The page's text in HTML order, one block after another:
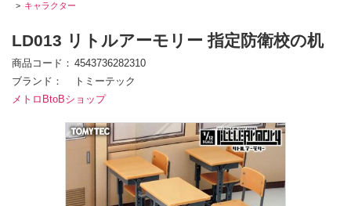
キャラクター
LD013 リトルアーモリー 指定防衛校の机
商品コード
4543736282310
ブランド
トミーテック
メトロBtoBショップ